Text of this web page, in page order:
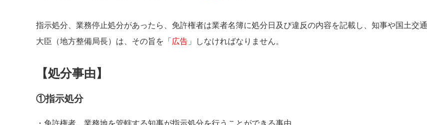
指示処分、業務停止処分があったら、免許権者は業者名簿に処分日及び違反の内容を記載し、知事や国土交通
大臣（地方整備局長）は、その旨を「 広告 」しなければなりません。
【処分事由】
①指示処分
・免許権者、業務地を管轄する知事が指示処分を行うことができる事由